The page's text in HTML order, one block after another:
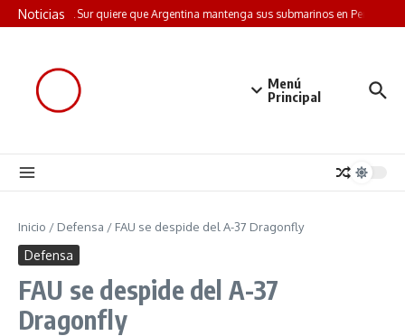
Saltar al contenido
Noticias
Corea del Sur quiere que Argentina mantenga sus submarinos en Perú: la
Menú
Principal
Inicio / Defensa / FAU se despide del A-37 Dragonfly
Defensa
FAU se despide del A-37
Dragonfly